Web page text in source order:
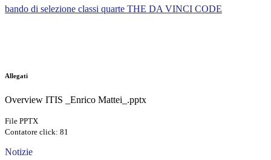
bando di selezione classi quarte THE DA VINCI CODE
Allegati
Overview ITIS _Enrico Mattei_.pptx
File PPTX
Contatore click: 81
Notizie